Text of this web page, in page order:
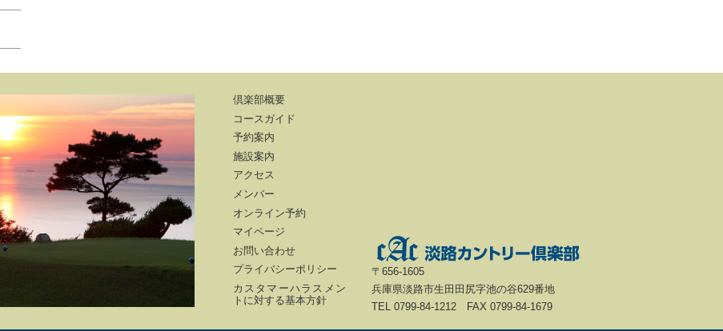
倶楽部概要
コースガイド
予約案内
施設案内
アクセス
メンバー
オンライン予約
マイページ
お問い合わせ
プライバシーポリシー
カスタマーハラスメン
トに対する基本方針
〒656-1605
兵庫県淡路市生田田尻字池の谷629番地
TEL 0799-84-1212 FAX 0799-84-1679